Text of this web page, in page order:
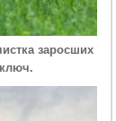
заросших